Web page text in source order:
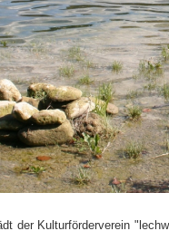
der Kulturförderverein